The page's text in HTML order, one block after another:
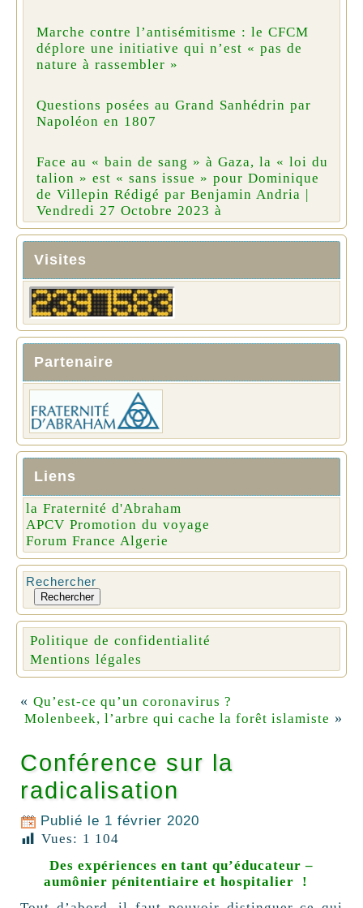
Marche contre l’antisémitisme : le CFCM
déplore une initiative qui n’est « pas de
nature à rassembler »
Questions posées au Grand Sanhédrin par
Napoléon en 1807
Face au « bain de sang » à Gaza, la « loi du
talion » est « sans issue » pour Dominique
de Villepin Rédigé par Benjamin Andria |
Vendredi 27 Octobre 2023 à
Visites
Partenaire
Liens
la Fraternité d'Abraham
APCV Promotion du voyage
Forum France Algerie
Rechercher
Rechercher
Politique de confidentialité
Mentions légales
« Qu’est-ce qu’un coronavirus ?
Molenbeek, l’arbre qui cache la forêt islamiste »
Conférence sur la
radicalisation
Publié le 1 février 2020
Vues: 1 104
Des expériences en tant qu’éducateur –
aumônier pénitentiaire et hospitalier !